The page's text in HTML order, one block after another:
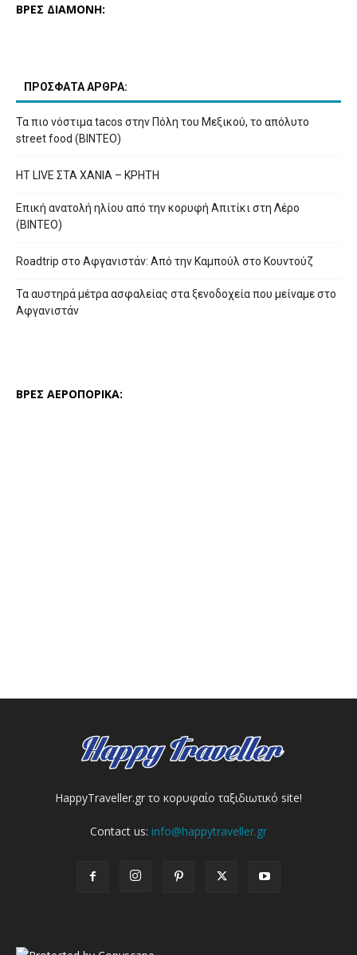
ΒΡΕΣ ΔΙΑΜΟΝΗ:
ΠΡΟΣΦΑΤΑ ΑΡΘΡΑ:
Τα πιο νόστιμα tacos στην Πόλη του Μεξικού, το απόλυτο
street food (ΒΙΝΤΕΟ)
HT LIVE ΣΤΑ ΧΑΝΙΑ – ΚΡΗΤΗ
Επική ανατολή ηλίου από την κορυφή Απιτίκι στη Λέρο
(ΒΙΝΤΕΟ)
Roadtrip στο Αφγανιστάν: Από την Καμπούλ στο Κουντούζ
Τα αυστηρά μέτρα ασφαλείας στα ξενοδοχεία που μείναμε στο
Αφγανιστάν
ΒΡΕΣ ΑΕΡΟΠΟΡΙΚΑ:
HappyTraveller.gr το κορυφαίο ταξιδιωτικό site!
Contact us: info@happytraveller.gr